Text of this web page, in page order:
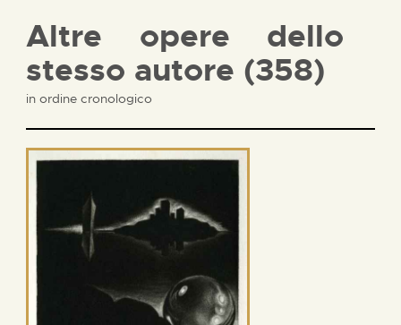
Altre opere dello
stesso autore (358)
in ordine cronologico